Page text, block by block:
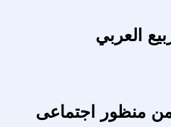
العربي
منظور اجتماعى